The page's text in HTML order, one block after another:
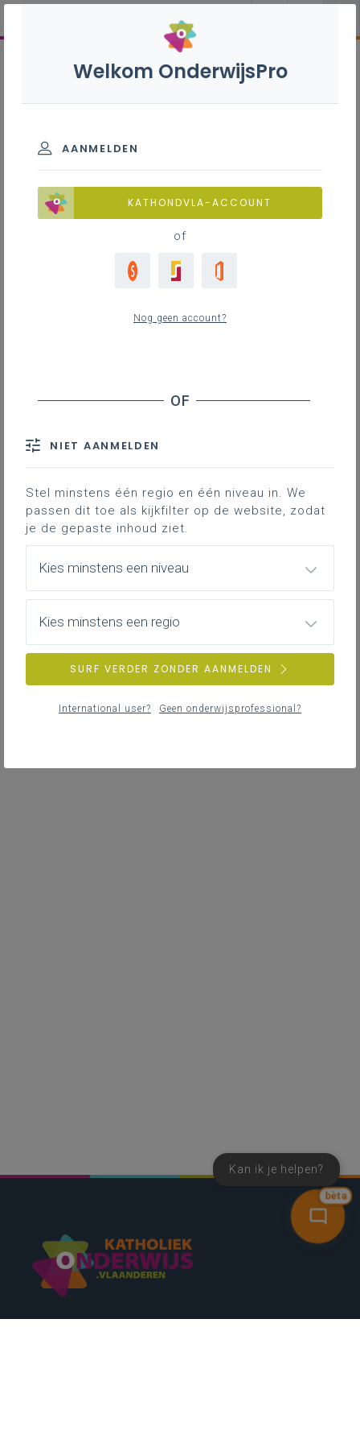
bèta
Kan ik je helpen?
Welkom OnderwijsPro
AANMELDEN
KATHONDVLA-ACCOUNT
of
Nog geen account?
NIET AANMELDEN
Stel minstens één regio en één niveau in. We
passen dit toe als kijkfilter op de website, zodat
je de gepaste inhoud ziet.
Kies minstens een niveau
Kies minstens een regio
SURF VERDER ZONDER AANMELDEN
International user? Geen onderwijsprofessional?